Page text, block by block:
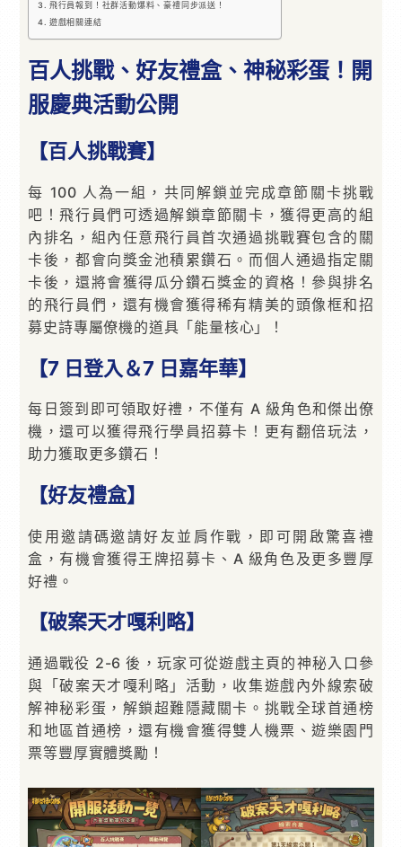
飛行員報到！社群活動爆料、豪禮同步派送！
遊戲相關連結
百人挑戰、好友禮盒、神秘彩蛋！開
服慶典活動公開
【百人挑戰賽】
每 100 人為一組，共同解鎖並完成章節關卡挑戰
吧！飛行員們可透過解鎖章節關卡，獲得更高的組
內排名，組內任意飛行員首次通過挑戰賽包含的關
卡後，都會向獎金池積累鑽石。而個人通過指定關
卡後，還將會獲得瓜分鑽石獎金的資格！參與排名
的飛行員們，還有機會獲得稀有精美的頭像框和招
募史詩專屬僚機的道具「能量核心」！
【7 日登入＆7 日嘉年華】
每日簽到即可領取好禮，不僅有 A 級角色和傑出僚
機，還可以獲得飛行學員招募卡！更有翻倍玩法，
助力獲取更多鑽石！
【好友禮盒】
使用邀請碼邀請好友並肩作戰，即可開啟驚喜禮
盒，有機會獲得王牌招募卡、A 級角色及更多豐厚
好禮。
【破案天才嘎利略】
通過戰役 2-6 後，玩家可從遊戲主頁的神秘入口參
與「破案天才嘎利略」活動，收集遊戲內外線索破
解神秘彩蛋，解鎖超難隱藏關卡。挑戰全球首通榜
和地區首通榜，還有機會獲得雙人機票、遊樂園門
票等豐厚實體獎勵！